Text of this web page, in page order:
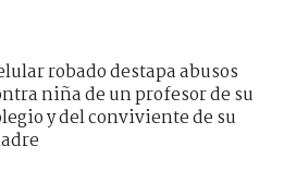
robado destapa abusos
niña de un profesor de su
y del conviviente de su